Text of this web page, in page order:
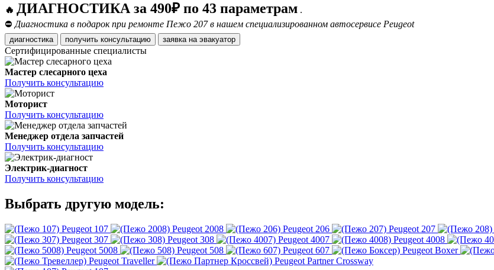
🔥 ДИАГНОСТИКА за 490₽ по 43 параметрам .
⛔ Диагностика в подарок при ремонте Пежо 207 в нашем специализированном автосервисе Peugeot
диагностика получить консультацию заявка на эвакуатор
Сертифицированные специалисты
Мастер слесарного цеха
Получить консультацию
Моторист
Получить консультацию
Менеджер отдела запчастей
Получить консультацию
Электрик-диагност
Получить консультацию
Выбрать другую модель:
Peugeot 107 Peugeot 2008 Peugeot 206 Peugeot 207
Peugeot 307
Peugeot 308 Peugeot 4007 Peugeot 4008
Peugeot 5008
Peugeot 508 Peugeot 607 Peugeot Boxer
Peugeot Traveller
Peugeot Partner Crossway